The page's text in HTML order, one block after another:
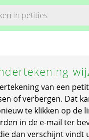
van een
of verbergen. Dat
te klikken op de
in de e-mail ter
dan verschijnt vindt